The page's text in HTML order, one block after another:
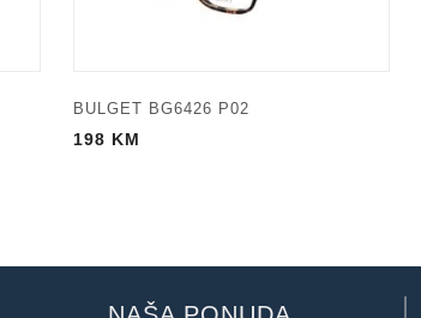
BULGET BG6426 P02
198 KM